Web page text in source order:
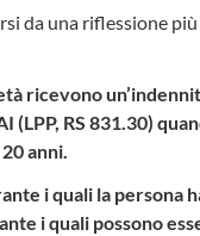
da una riflessione
ricevono
(LPP, RS 831.30)
anni.
i quali la persona
i quali possono